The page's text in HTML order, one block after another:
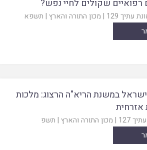
שקולים לחיי נפש?
עתיך 129 | מכון התורה והארץ | תשפא
במשנת הריא"ה הרצוג: מלכות
127
| מכון התורה והארץ | תשפ